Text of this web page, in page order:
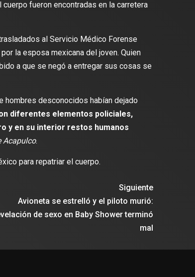
fueron encontradas en la carretera
al Servicio Médico Forense
la esposa mexicana del joven. Quien
a que se negó a entregar sus cosas se
hombres desconocidos habían dejado
diferentes elementos policiales,
y en su interior restos humanos
Acapulco.
para repatriar el cuerpo.
Siguiente
Avioneta se estrelló y el piloto murió:
de sexo en Baby Shower terminó
mal
al Club
con calidad y
el Mundial de
2 min de lectura
Travis Scott lanza camiseta de
edición limitada del FC Barcelona